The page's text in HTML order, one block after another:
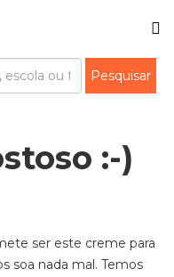
:-)
ser este creme para
soa nada mal. Temos